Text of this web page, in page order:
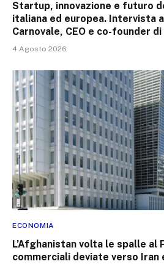
Startup, innovazione e futuro
italiana ed europea. Intervista
Carnovale, CEO e co-founder
4 Agosto 2026
ECONOMIA
L’Afghanistan volta le spalle al
commerciali deviate verso Iran